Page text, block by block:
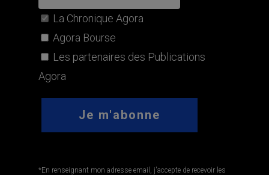
La Chronique Agora
Agora Bourse
Les partenaires des Publications
Agora
*En renseignant mon adresse email, j'accepte de recevoir les